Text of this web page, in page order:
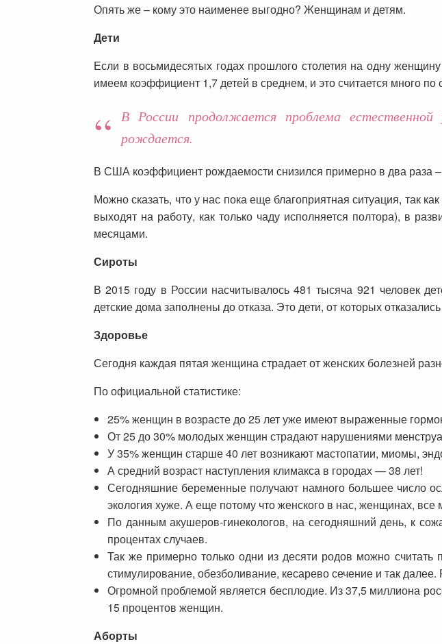
Опять же – кому это наименее выгодно? Женщинам и детям.
Дети
Если в восьмидесятых годах прошлого столетия на одну
имеем коэффициент 1,7 детей в среднем, и это считается много
В России продолжается проблема
рождается.
В США коэффициент рождаемости снизился примерно в два раза
Можно сказать, что у нас пока еще благоприятная ситуация, так
выходят на работу, как только чаду исполняется полтора), в
месяцами.
Сироты
В 2015 году в России насчитывалось 481 тысяча 921 человек
детские дома заполнены до отказа. Это дети, от которых
Здоровье
Сегодня каждая пятая женщина страдает от женских болезней
По официальной статистике:
25% женщин в возрасте до 25 лет уже имеют выраженные
От 25 до 30% молодых женщин страдают нарушениями
У 35% женщин старше 40 лет возникают мастопатии, миомы,
А средний возраст наступления климакса в городах — 38 лет!
Сегодняшние беременные получают намного большее число
экология хуже. А еще потому что женского в нас, женщинах, все
По данным акушеров-гинекологов, на сегодняшний день, к
процентах случаев.
Так же примерно только одни из десяти родов можно
стимулирование, обезболивание, кесарево сечение и так
Огромной проблемой является бесплодие. Из 37,5 миллиона
15 процентов женщин.
Аборты